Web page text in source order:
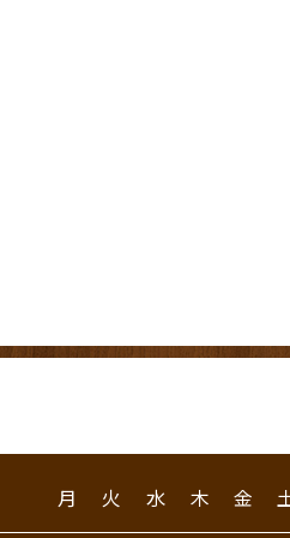
月 火 水 木 金